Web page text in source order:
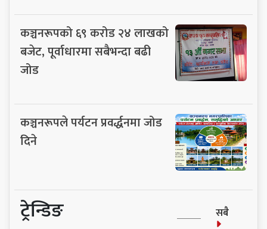
कञ्चनरूपको ६९ करोड २४ लाखको
बजेट, पूर्वाधारमा सबैभन्दा बढी
जोड
कञ्चनरूपले पर्यटन प्रवर्द्धनमा जोड
दिने
ट्रेन्डिङ सबै